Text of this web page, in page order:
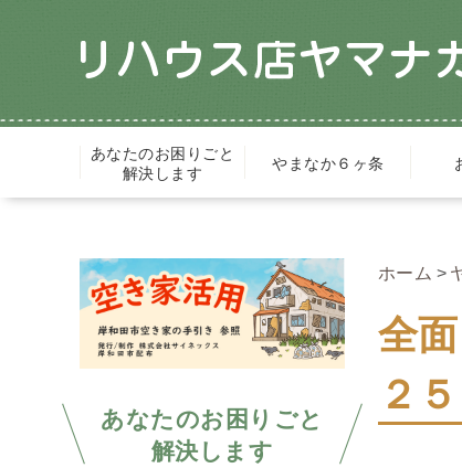
あなたのお困りごと
解決します
やまなか６ヶ条
あなたのお困りごと
解決します
ホーム
全
２５